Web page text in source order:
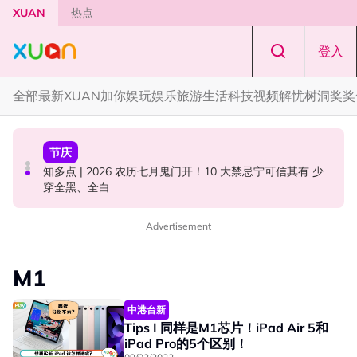
Skip to main content
XUAN 热点
登入
全部最新XUAN加你娱玩娱乐旅游生活科技视频解忧树洞奖
国际星闻
YG大楼遭女粉持高尔夫球杆猛砸！BLACKPINK 10周年最
新进展曝光！
中港台新
Jaclyn Victor现身《歌手2026》现场！遭粉丝野生捕获要
求合照！
节庆
知多点 | 2026 农历七月鬼门开！10 大禁忌宁可信其有 少
穿全黑、全白
Advertisement
M1
中港台新
Tips I 同样是M1芯片！iPad Air 5和
iPad Pro的5个区别！